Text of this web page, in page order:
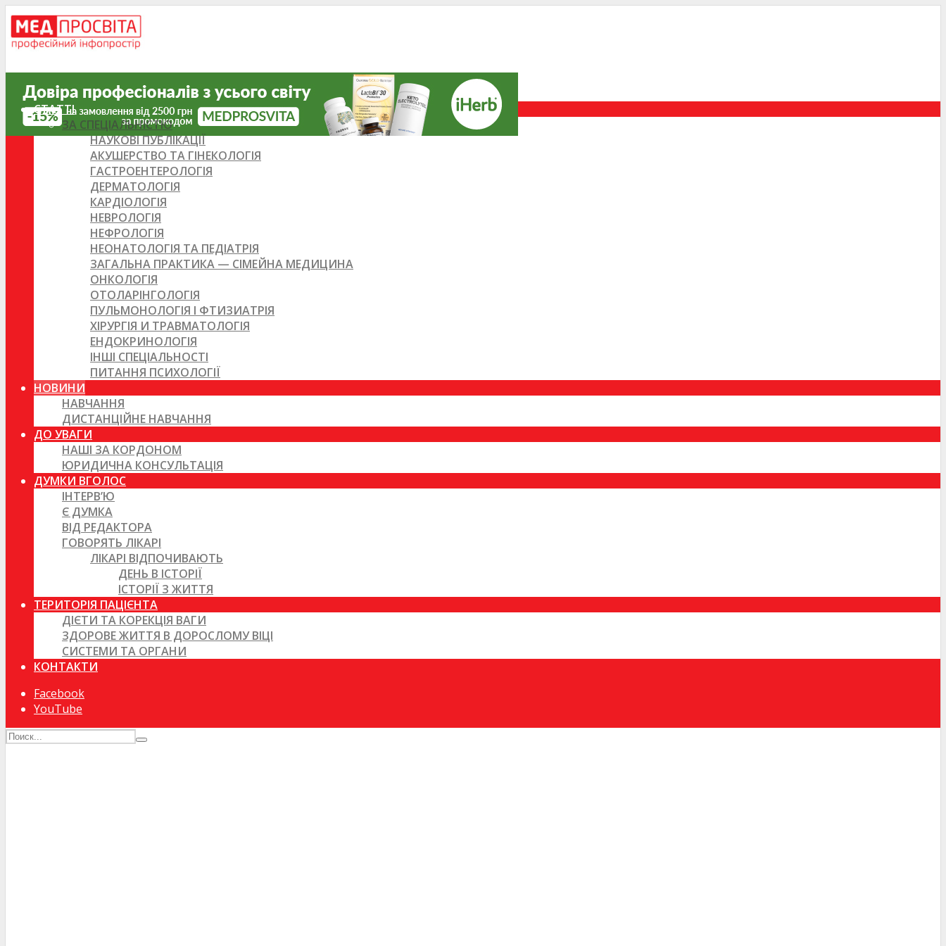
СТАТТІ
ЗА СПЕЦІАЛЬНІСТЮ
НАУКОВІ ПУБЛІКАЦІЇ
АКУШЕРСТВО ТА ГІНЕКОЛОГІЯ
ГАСТРОЕНТЕРОЛОГІЯ
ДЕРМАТОЛОГІЯ
КАРДІОЛОГІЯ
НЕВРОЛОГІЯ
НЕФРОЛОГІЯ
НЕОНАТОЛОГІЯ ТА ПЕДІАТРІЯ
ЗАГАЛЬНА ПРАКТИКА — СІМЕЙНА МЕДИЦИНА
ОНКОЛОГІЯ
ОТОЛАРІНГОЛОГІЯ
ПУЛЬМОНОЛОГІЯ І ФТИЗИАТРІЯ
ХІРУРГІЯ И ТРАВМАТОЛОГІЯ
ЕНДОКРИНОЛОГІЯ
ІНШІ СПЕЦІАЛЬНОСТІ
ПИТАННЯ ПСИХОЛОГІЇ
НОВИНИ
НАВЧАННЯ
ДИСТАНЦІЙНЕ НАВЧАННЯ
ДО УВАГИ
НАШІ ЗА КОРДОНОМ
ЮРИДИЧНА КОНСУЛЬТАЦІЯ
ДУМКИ ВГОЛОС
ІНТЕРВ’Ю
Є ДУМКА
ВІД РЕДАКТОРА
ГОВОРЯТЬ ЛІКАРІ
ЛІКАРІ ВІДПОЧИВАЮТЬ
ДЕНЬ В ІСТОРІЇ
ІСТОРІЇ З ЖИТТЯ
ТЕРИТОРІЯ ПАЦІЄНТА
ДІЄТИ ТА КОРЕКЦІЯ ВАГИ
ЗДОРОВЕ ЖИТТЯ В ДОРОСЛОМУ ВІЦІ
СИСТЕМИ ТА ОРГАНИ
КОНТАКТИ
Facebook
YouTube